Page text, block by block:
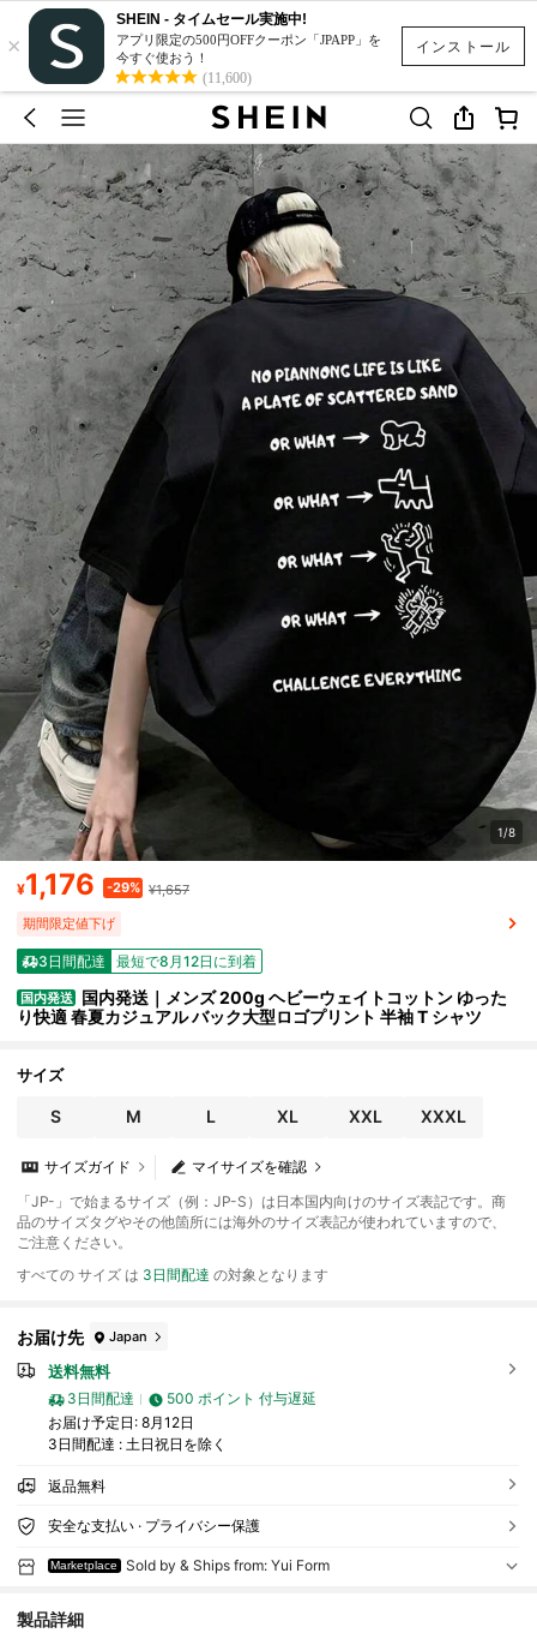
インストール
×
SHEIN - タイムセール実施中!
アプリ限定の500円OFFクーポン「JPAPP」を
今すぐ使おう！
(11,600)
1/8
¥1,176 -29% ¥1,657
期間限定値下げ
3日間配達 最短で8月12日に到着
国内発送 国内発送｜メンズ 200g ヘビーウェイトコットン ゆった
り快適 春夏カジュアル バック大型ロゴプリント 半袖 T シャツ
サイズ
S M L XL XXL XXXL
マイサイズを確認
サイズガイド
「JP-」で始まるサイズ（例：JP-S）は日本国内向けのサイズ表記です。商
品のサイズタグやその他箇所には海外のサイズ表記が使われていますので、
ご注意ください。
すべての サイズ は 3日間配達 の対象となります
お届け先 Japan
送料無料
3日間配達
500 ポイント 付与遅延
お届け予定日: 8月12日
3日間配達 : 土日祝日を除く
返品無料
安全な支払い · プライバシー保護
Marketplace Sold by & Ships from: Yui Form
製品詳細